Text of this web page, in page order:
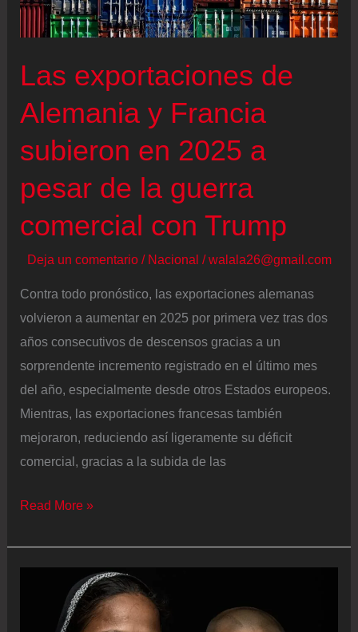
opositor
con
toxina
de
rana
dardo
Las exportaciones de
Alemania y Francia
subieron en 2025 a
pesar de la guerra
comercial con Trump
Deja un comentario / Nacional /walala26@gmail.com
Contra todo pronóstico, las exportaciones alemanas
volvieron a aumentar en 2025 por primera vez tras dos
años consecutivos de descensos gracias a un
sorprendente incremento registrado en el último mes
del año, especialmente desde otros Estados europeos.
Mientras, las exportaciones francesas también
mejoraron, reduciendo así ligeramente su déficit
comercial, gracias a la subida de las
Las
de
Francia
Read More »